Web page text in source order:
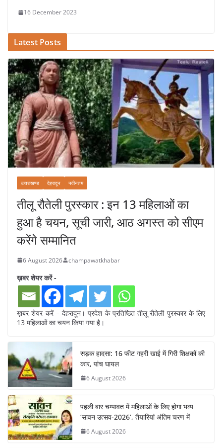
16 December 2023
Latest Posts
उत्तराखण्ड देहरादून नवीनतम
तीलू रौतेली पुरस्कार : इन 13 महिलाओं का
हुआ है चयन, सूची जारी, आठ अगस्त को सीएम
करेंगे सम्मानित
6 August 2026 champawatkhabar
ख़बर शेयर करें -
ख़बर शेयर करें – देहरादून। प्रदेश के प्रतिष्ठित तीलू रौतेली पुरस्कार के लिए
13 महिलाओं का चयन किया गया है।
सड़क हादसा: 16 फीट गहरी खाई में गिरी शिक्षकों की
कार, पांच घायल
6 August 2026
पहली बार चम्पावत में महिलाओं के लिए होगा भव्य
‘सावन उत्सव-2026’, तैयारियां अंतिम चरण में
6 August 2026